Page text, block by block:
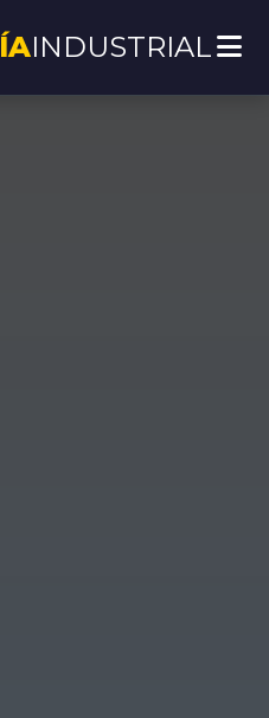
INDUSTRIAL